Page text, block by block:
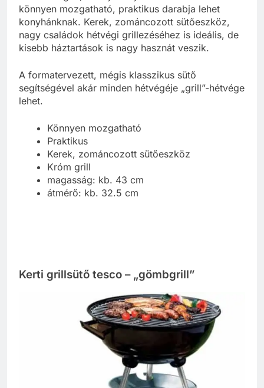
könnyen mozgatható, praktikus darabja lehet
konyhánknak. Kerek, zománcozott sütőeszköz,
nagy családok hétvégi grillezéséhez is ideális, de
kisebb háztartások is nagy hasznát veszik.
A formatervezett, mégis klasszikus sütő
segítségével akár minden hétvégéje „grill”-hétvége
lehet.
Könnyen mozgatható
Praktikus
Kerek, zománcozott sütőeszköz
Króm grill
magasság: kb. 43 cm
átmérő: kb. 32.5 cm
Kerti grillsütő tesco – „gömbgrill”